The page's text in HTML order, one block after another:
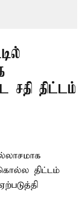
திட்டம்
திட்டம்